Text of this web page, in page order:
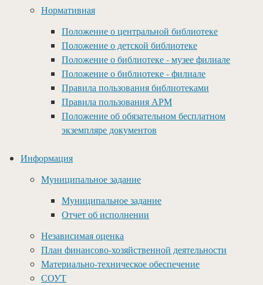
Нормативная
Положение о центральной библиотеке
Положение о детской библиотеке
Положение о библиотеке - музее филиале
Положение о библиотеке - филиале
Правила пользования библиотеками
Правила пользования АРМ
Положение об обязательном бесплатном
экземпляре документов
Информация
Муниципальное задание
Муниципальное задание
Отчет об исполнении
Независимая оценка
План финансово-хозяйственной деятельности
Материально-техническое обеспечение
СОУТ